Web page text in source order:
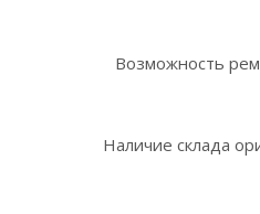
Возможность
Наличие склада